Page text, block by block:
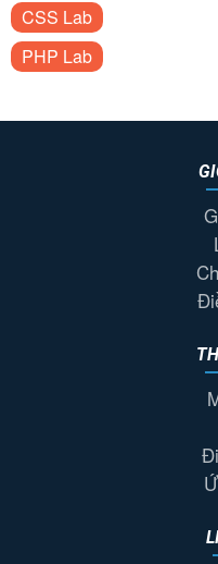
CSS Lab
PHP Lab